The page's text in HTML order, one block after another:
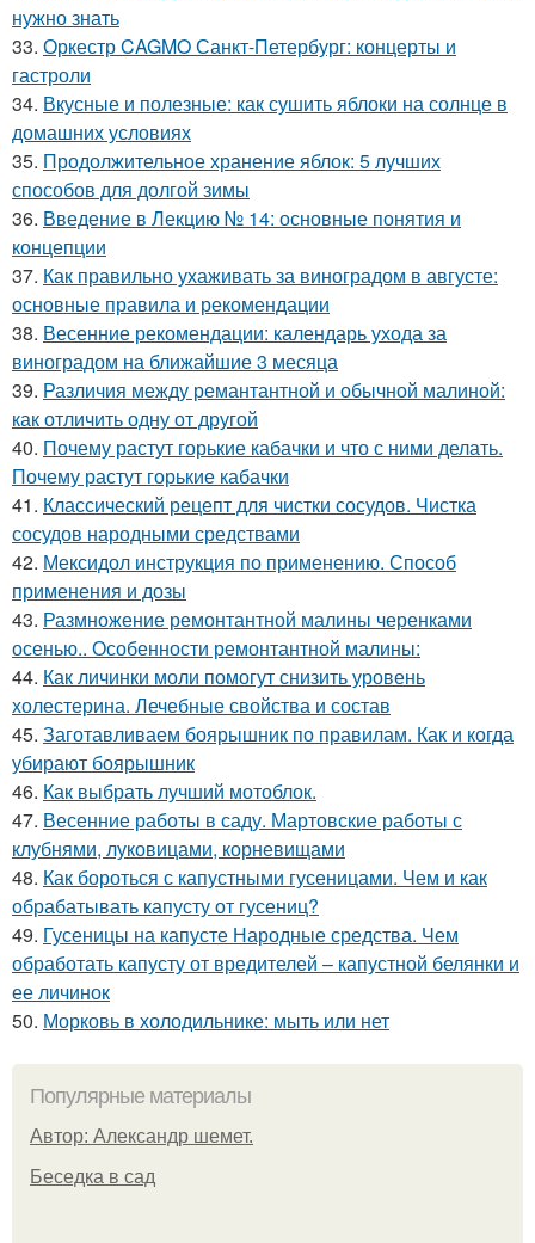
нужно знать
33. Оркестр CAGMO Санкт-Петербург: концерты и
гастроли
34. Вкусные и полезные: как сушить яблоки на солнце в
домашних условиях
35. Продолжительное хранение яблок: 5 лучших
способов для долгой зимы
36. Введение в Лекцию № 14: основные понятия и
концепции
37. Как правильно ухаживать за виноградом в августе:
основные правила и рекомендации
38. Весенние рекомендации: календарь ухода за
виноградом на ближайшие 3 месяца
39. Различия между ремантантной и обычной малиной:
как отличить одну от другой
40. Почему растут горькие кабачки и что с ними делать.
Почему растут горькие кабачки
41. Классический рецепт для чистки сосудов. Чистка
сосудов народными средствами
42. Мексидол инструкция по применению. Способ
применения и дозы
43. Размножение ремонтантной малины черенками
осенью.. Особенности ремонтантной малины:
44. Как личинки моли помогут снизить уровень
холестерина. Лечебные свойства и состав
45. Заготавливаем боярышник по правилам. Как и когда
убирают боярышник
46. Как выбрать лучший мотоблок.
47. Весенние работы в саду. Мартовские работы с
клубнями, луковицами, корневищами
48. Как бороться с капустными гусеницами. Чем и как
обрабатывать капусту от гусениц?
49. Гусеницы на капусте Народные средства. Чем
обработать капусту от вредителей – капустной белянки и
ее личинок
50. Морковь в холодильнике: мыть или нет
Популярные материалы
Автор: Александр шемет.
Беседка в сад